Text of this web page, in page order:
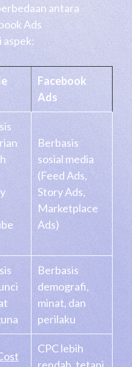
antara
Ads
aspek:
Facebook
Ads
Berbasis
sosial media
(Feed Ads,
Story Ads,
Marketplace
Ads)
Berbasis
demografi,
minat, dan
perilaku
CPC lebih